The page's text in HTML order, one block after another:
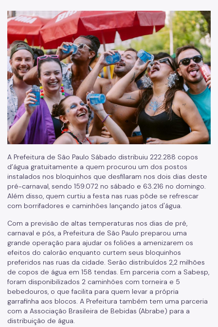
A Prefeitura de São Paulo Sábado distribuiu 222.288 copos
d’água gratuitamente a quem procurou um dos postos
instalados nos bloquinhos que desfilaram nos dois dias deste
pré-carnaval, sendo 159.072 no sábado e 63.216 no domingo.
Além disso, quem curtiu a festa nas ruas pôde se refrescar
com borrifadores e caminhões lançando jatos d'água.
Com a previsão de altas temperaturas nos dias de pré,
carnaval e pós, a Prefeitura de São Paulo preparou uma
grande operação para ajudar os foliões a amenizarem os
efeitos do calorão enquanto curtem seus bloquinhos
preferidos nas ruas da cidade. Serão distribuídos 2,2 milhões
de copos de água em 158 tendas. Em parceria com a Sabesp,
foram disponibilizados 2 caminhões com torneira e 5
bebedouros, o que facilita para quem levar a própria
garrafinha aos blocos. A Prefeitura também tem uma parceria
com a Associação Brasileira de Bebidas (Abrabe) para a
distribuição de água.